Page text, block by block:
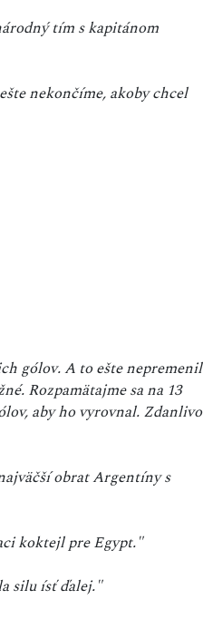
tím s kapitánom
nekončíme, akoby chcel
gólov. A to ešte nepremenil
Rozpamätajme sa na 13
aby ho vyrovnal. Zdanlivo
obrat Argentíny s
koktejl pre Egypt."
silu ísť ďalej."